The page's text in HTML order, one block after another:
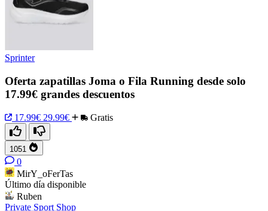
Sprinter
Oferta zapatillas Joma o Fila Running desde solo
17.99€ grandes descuentos
17.99€ 29.99€ Gratis
1051
0
MirY_oFerTas
Último día disponible
Ruben
Private Sport Shop